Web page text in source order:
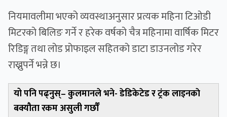
नियमावलीमा भएको व्यवस्थाअनुसार प्रत्यक महिना टिओडी
मिटरको बिलिङ गर्ने र हरेक वर्षको चैत्र महिनामा वार्षिक मिटर
रिडिङ्ग तथा लोड प्रोफाइल सहितको डाटा डाउनलोड गरेर
राख्नुपर्ने भन्ने छ।
यो पनि पढ्नुस्–कुलमानले भने- डेडिकेटेड र ट्रंक लाइनकाे
बक्यौता रकम असुली गर्छाैँ